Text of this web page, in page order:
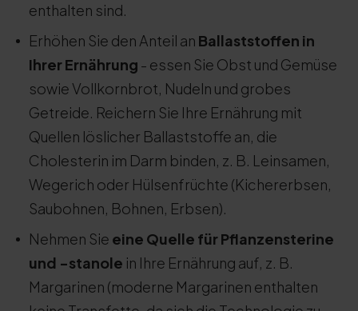
enthalten sind.
Erhöhen Sie den Anteil an Ballaststoffen in
Ihrer Ernährung - essen Sie Obst und Gemüse
sowie Vollkornbrot, Nudeln und grobes
Getreide. Reichern Sie Ihre Ernährung mit
Quellen löslicher Ballaststoffe an, die
Cholesterin im Darm binden, z. B. Leinsamen,
Wegerich oder Hülsenfrüchte (Kichererbsen,
Saubohnen, Bohnen, Erbsen).
Nehmen Sie eine Quelle für Pflanzensterine
und -stanole in Ihre Ernährung auf, z. B.
Margarinen (moderne Margarinen enthalten